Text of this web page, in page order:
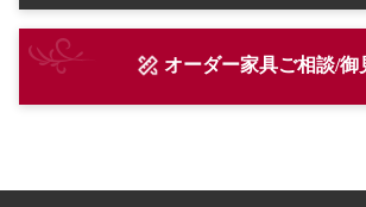
オーダー家具ご相談/御